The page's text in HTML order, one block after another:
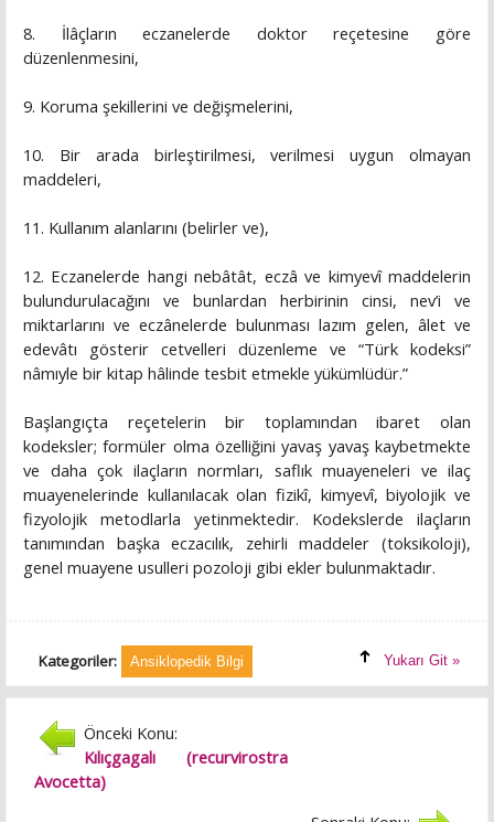
8. İlâçların eczanelerde doktor reçetesine göre
düzenlenmesini,
9. Koruma şekillerini ve değişmelerini,
10. Bir arada birleştirilmesi, verilmesi uygun olmayan
maddeleri,
11. Kullanım alanlarını (belirler ve),
12. Eczanelerde hangi nebâtât, eczâ ve kimyevî maddelerin
bulundurulacağını ve bunlardan herbirinin cinsi, nev’i ve
miktarlarını ve eczânelerde bulunması lazım gelen, âlet ve
edevâtı gösterir cetvelleri düzenleme ve “Türk kodeksi”
nâmıyle bir kitap hâlinde tesbit etmekle yükümlüdür.”
Başlangıçta reçetelerin bir toplamından ibaret olan
kodeksler; formüler olma özelliğini yavaş yavaş kaybetmekte
ve daha çok ilaçların normları, saflık muayeneleri ve ilaç
muayenelerinde kullanılacak olan fizikî, kimyevî, biyolojik ve
fizyolojik metodlarla yetinmektedir. Kodekslerde ilaçların
tanımından başka eczacılık, zehirli maddeler (toksikoloji),
genel muayene usulleri pozoloji gibi ekler bulunmaktadır.
Kategoriler: Ansiklopedik Bilgi Yukarı Git »
Önceki Konu:
Kılıçgagalı (recurvirostra
Avocetta)